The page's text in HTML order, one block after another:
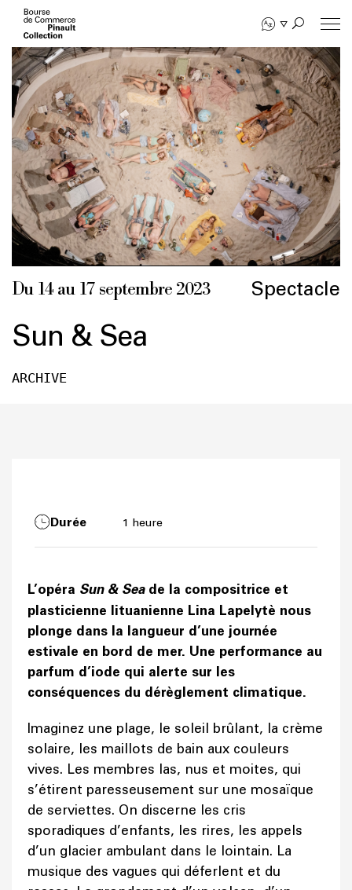
Aller
contenu
principal
Du 14 au 17 septembre 2023 Spectacle
Sun & Sea
ARCHIVE
Durée 1 heure
L’opéra Sun & Seade la compositrice et
plasticienne lituanienne Lina Lapelytè nous
plonge dans la langueur d’une journée
estivale en bord de mer. Une performance au
parfum d’iode qui alerte sur les
conséquences du dérèglement climatique.
Imaginez une plage, le soleil brûlant, la crème
solaire, les maillots de bain aux couleurs
vives. Les membres las, nus et moites, qui
s’étirent paresseusement sur une mosaïque
de serviettes. On discerne les cris
sporadiques d’enfants, les rires, les appels
d’un glacier ambulant dans le lointain. La
musique des vagues qui déferlent et du